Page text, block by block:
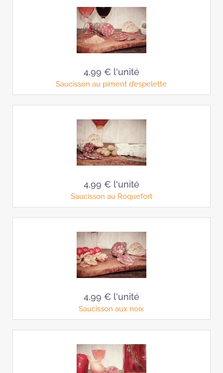
4,99 € l'unité
Saucisson au piment d’espelette
4,99 € l'unité
Saucisson au Roquefort
4,99 € l'unité
Saucisson aux noix